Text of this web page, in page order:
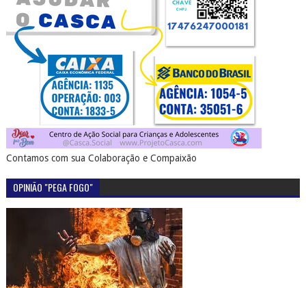
Contamos com sua Colaboração e Compaixão
OPINIÃO "PEGA FOGO"